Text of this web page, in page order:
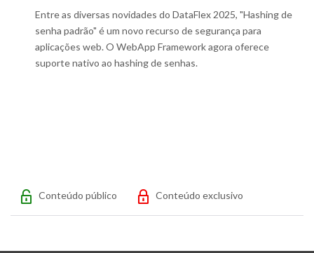
Entre as diversas novidades do DataFlex 2025, "Hashing de
senha padrão" é um novo recurso de segurança para
aplicações web. O WebApp Framework agora oferece
suporte nativo ao hashing de senhas.
Conteúdo público Conteúdo exclusivo